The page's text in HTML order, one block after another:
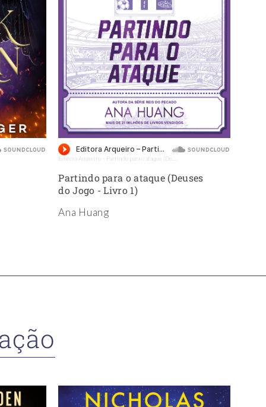
Editora Arqueiro · Partindo para o ataque (Deuses do Jogo - Livro 1) - Amostra - Editora Arqueiro (Audiolivro)
Partindo para o ataque (Deuses
do Jogo - Livro 1)
Ana Huang